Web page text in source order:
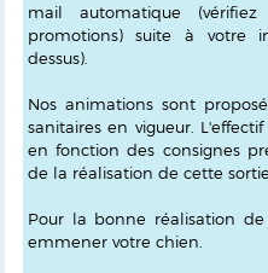
mail automatique
promotions)suite à votre
dessus).
Nos animations sont
sanitaires en vigueur.
en fonction des consignes
de la réalisation de cette sortie.
Pour la bonne réalisation
emmener votre chien.